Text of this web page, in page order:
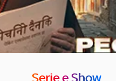
Serie e Show